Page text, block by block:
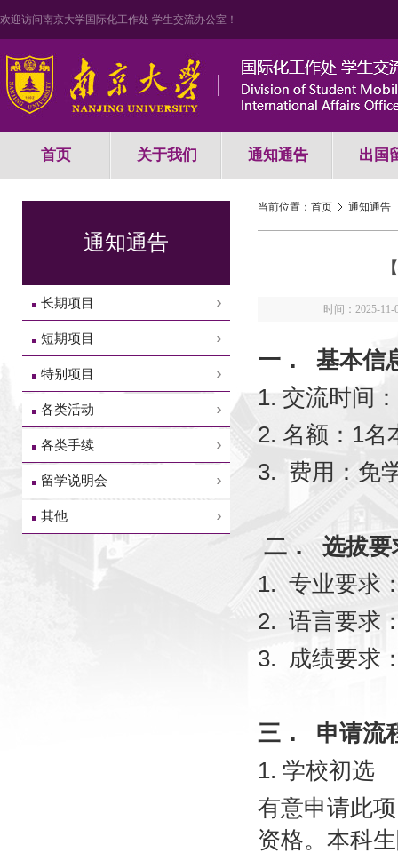
欢迎访问南京大学国际化工作处 学生交流办公室！
首页 关于我们 通知通告 出国
通知通告
长期项目
短期项目
特别项目
各类活动
各类手续
留学说明会
其他
当前位置： 首页 通知通告
时间：2025-11-
一．
基本信
1. 交流时间：
2. 名额： 1名
3. 费用：免
二．
选拔要
1. 专业要求
2. 语言要求
3. 成绩要求
三．
申请流
1. 学校初选
有意申请此
资格。本科